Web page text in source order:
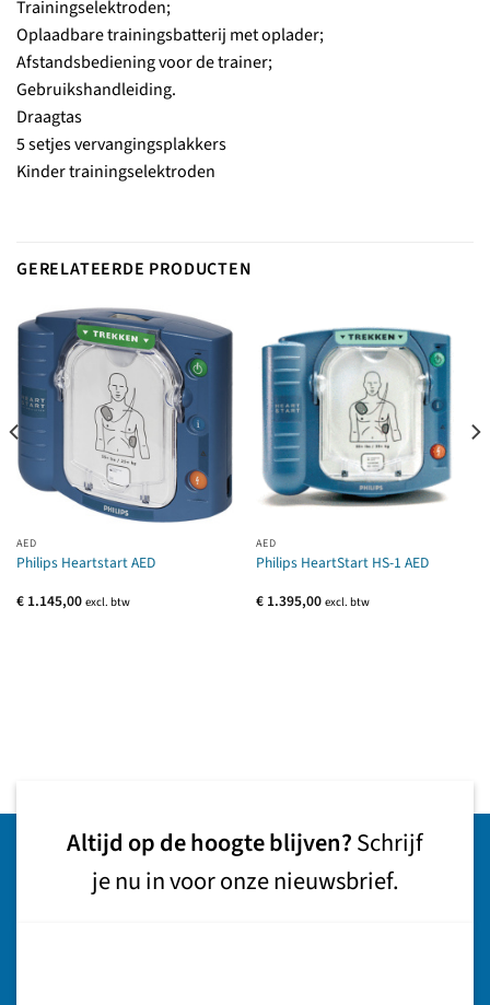
Trainingselektroden;
Oplaadbare trainingsbatterij met oplader;
Afstandsbediening voor de trainer;
Gebruikshandleiding.
Draagtas
5 setjes vervangingsplakkers
Kinder trainingselektroden
GERELATEERDE PRODUCTEN
AED
Philips Heartstart AED
€1.145,00 excl. btw
AED
Philips HeartStart HS-1 AED
€1.395,00 excl. btw
Altijd op de hoogte blijven?Schrijf
je nu in voor onze nieuwsbrief.